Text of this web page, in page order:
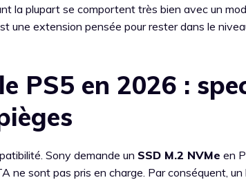
la plupart se comportent très bien avec un
une extension pensée pour rester dans le
PS5 en 2026 :
Sony demande un SSD M.2 NVMe en
ne sont pas pris en charge. Par conséquent,